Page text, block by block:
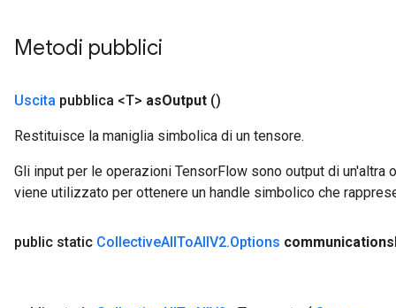
Metodi pubblici
Uscita pubblica <T> asOutput ()
Restituisce la maniglia simbolica di un tensore.
Gli input per le operazioni TensorFlow sono output di un'altra
viene utilizzato per ottenere un handle simbolico che
public static CollectiveAllToAllV2.Options communications